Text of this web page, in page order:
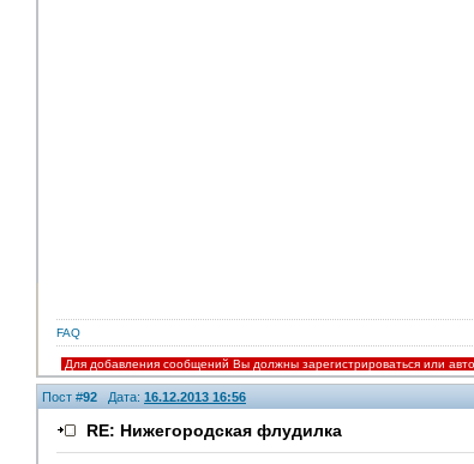
FAQ
Для добавления сообщений Вы должны зарегистрироваться или
Пост #92 Дата: 16.12.2013 16:56
RE: Нижегородская флудилка